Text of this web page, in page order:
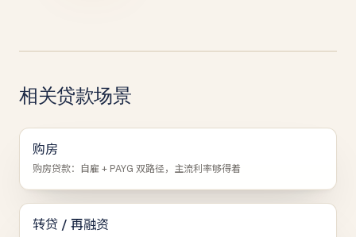
相关贷款场景
购房
购房贷款：自雇 + PAYG 双路径，主流利率够得着
转贷 / 再融资